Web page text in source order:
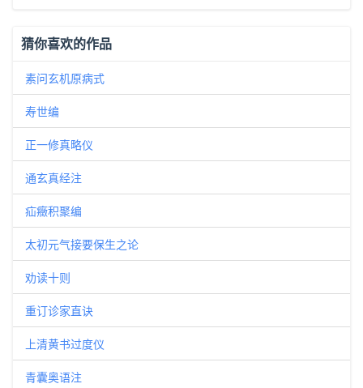
猜你喜欢的作品
素问玄机原病式
寿世编
正一修真略仪
通玄真经注
疝癥积聚编
太初元气接要保生之论
劝读十则
重订诊家直诀
上清黄书过度仪
青囊奥语注